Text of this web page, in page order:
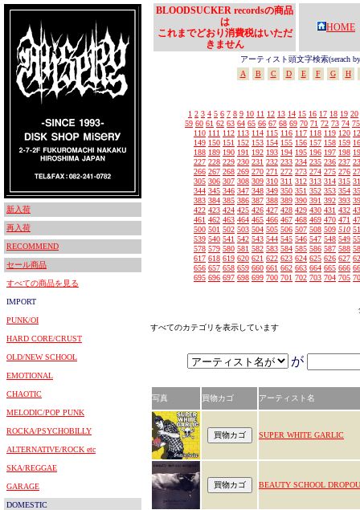
新入荷
再入荷
RECOMMEND
セール商品
すべての商品を見る
IMPORT
PUNK/OI
HARD CORE/CRUST
OLD/NEW SCHOOL
EMOTIONAL
CHAOTIC
MELODIC/POP PUNK
ROCKA/PSYCHOBILLY
ALTERNATIVE/ROCK etc
SKA/REGGAE
GARAGE
DOMESTIC
BLOODSUCKER recordsの商品
は
これまでどおり消費税はいただ
きません
HOME
アーティスト頭文字検索(serach
A
B C D E F G H
1 2 3 4 5 6 7 8 9 10 11 12 13 14 15 16 17 18 19 20
59 60 61 62 63 64 65 66 67 68 69 70 71 72 73 74 75
110 111 112 113 114 115 116 117 118 119 120
149 150 151 152 153 154 155 156 157 158 159
188 189 190 191 192 193 194 195 196 197 198
227 228 229 230 231 232 233 234 235 236 237
266 267 268 269 270 271 272 273 274 275 276
305 306 307 308 309 310 311 312 313 314 315
344 345 346 347 348 349 350 351 352 353 354
383 384 385 386 387 388 389 390 391 392 393
422 423 424 425 426 427 428 429 430 431 432
461 462 463 464 465 466 467 468 469 470 471
500 501 502 503 504 505 506 507 508 509 510
539 540 541 542 543 544 545 546 547 548 549
578 579 580 581 582 583 584 585 586 587 588
617 618 619 620 621 622 623 624 625 626 627
656 657 658 659 660 661 662 663 664 665 666
695 696 697 698 699 700 701 702 703 704 705
すべてのカテゴリを表示しています
が
写真 買物カゴ アーティスト名
SUPER WHITE GARLIC
BEAUTY SCHOOL